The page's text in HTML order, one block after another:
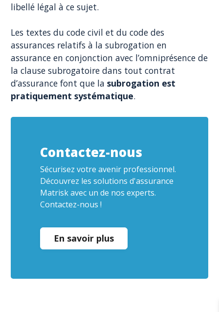
libellé légal à ce sujet.
Les textes du code civil et du code des
assurances relatifs à la subrogation en
assurance en conjonction avec l’omniprésence de
la clause subrogatoire dans tout contrat
d’assurance font que lasubrogation est
pratiquement systématique.
Contactez-nous
Sécurisez votre avenir professionnel.
Découvrez les solutions d'assurance
Matrisk avec un de nos experts.
Contactez-nous !
En savoir plus